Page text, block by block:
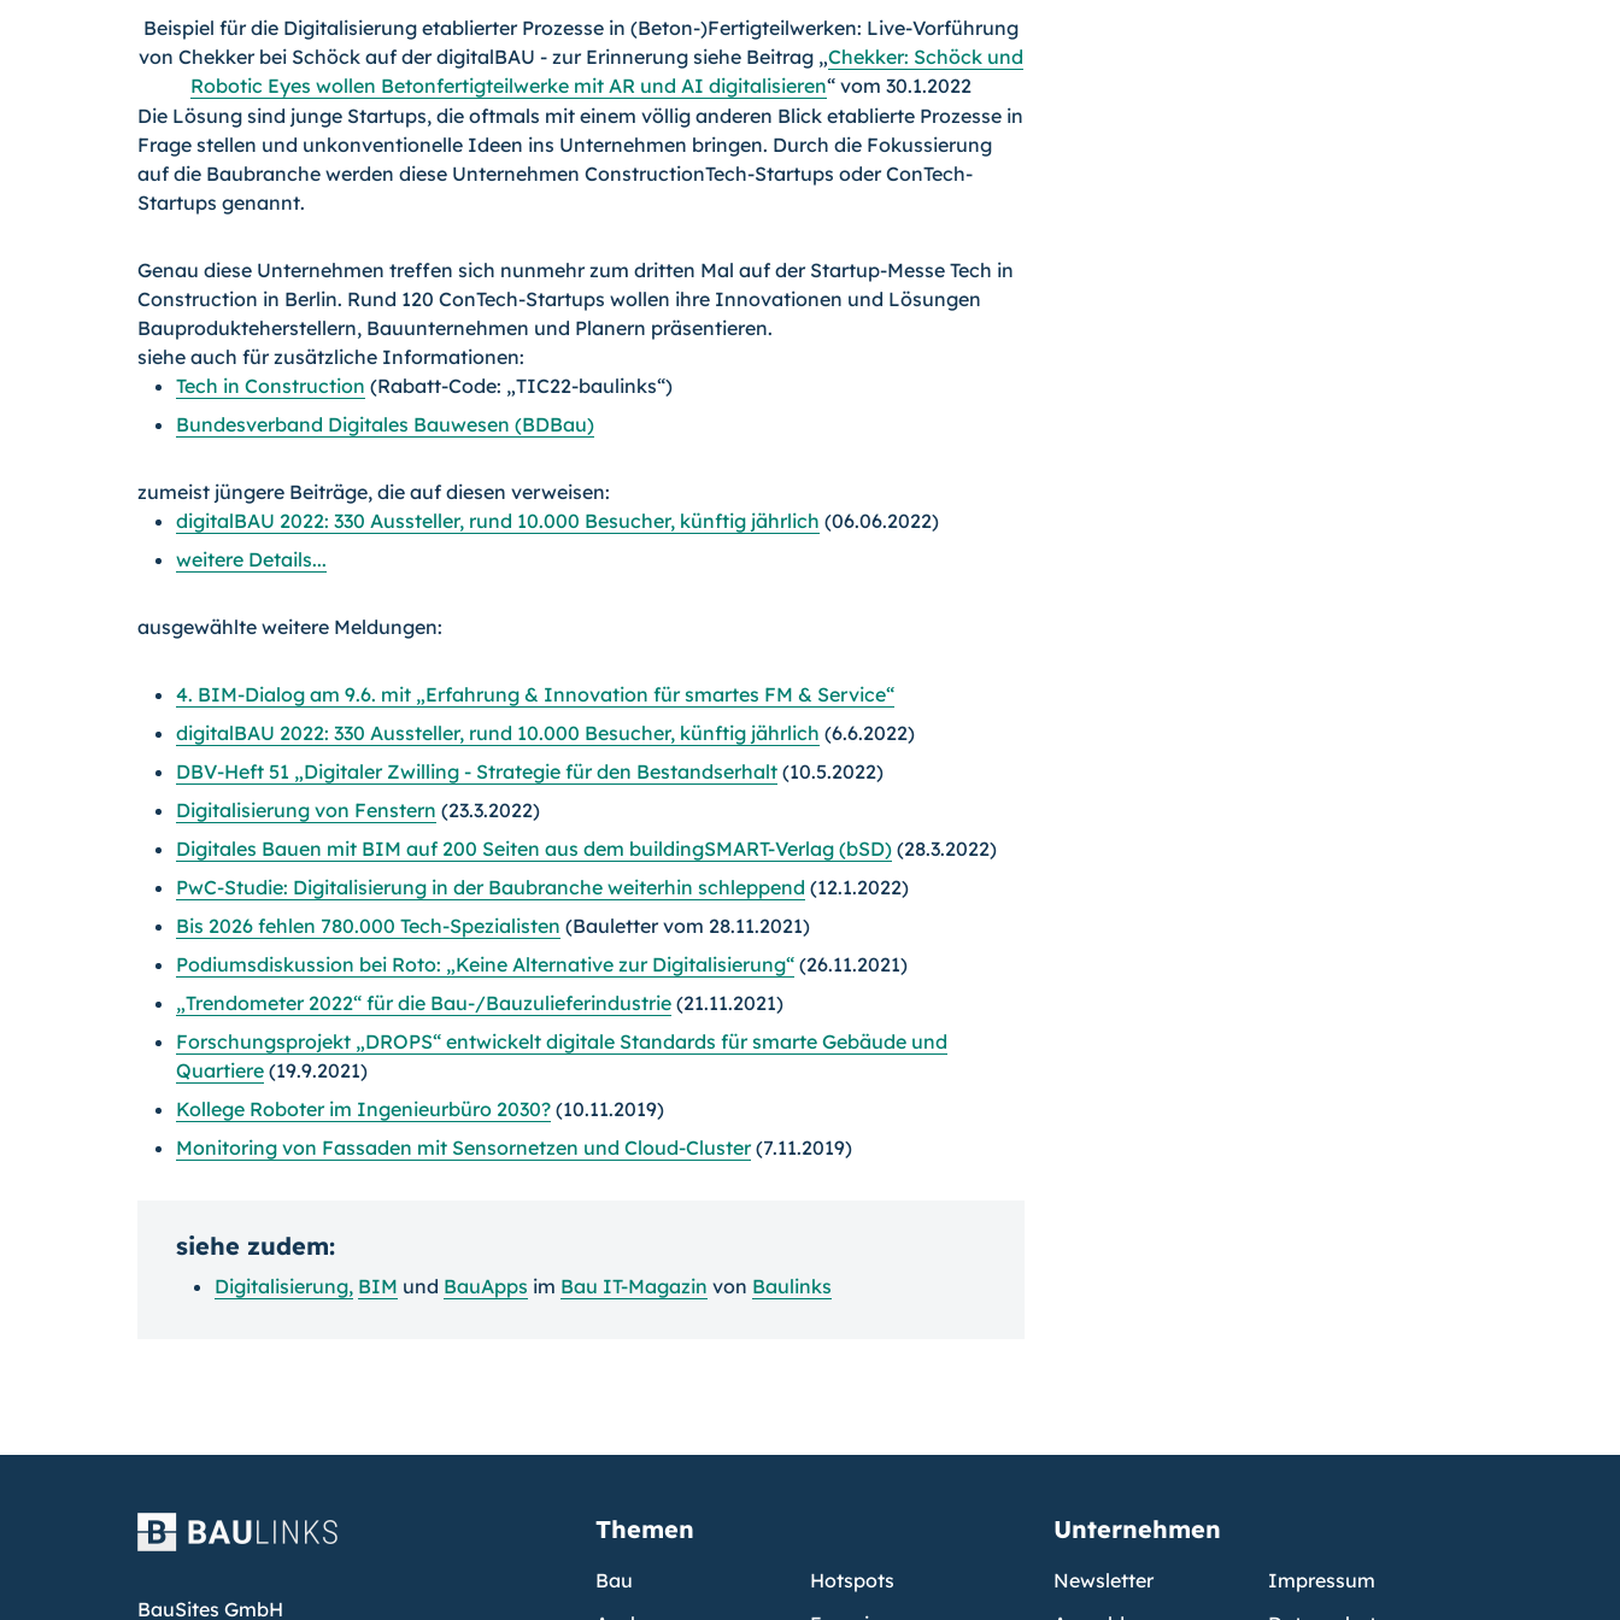
Beispiel für die Digitalisierung etablierter Prozesse in (Beton-)Fertigteilwerken: Live-Vorführung
von Chekker bei Schöck auf der digitalBAU - zur Erinnerung siehe Beitrag „Chekker: Schöck und
Robotic Eyes wollen Betonfertigteilwerke mit AR und AI digitalisieren“ vom 30.1.2022
Die Lösung sind junge Startups, die oftmals mit einem völlig anderen Blick etablierte Prozesse in
Frage stellen und unkonventionelle Ideen ins Unternehmen bringen. Durch die Fokussierung
auf die Baubranche werden diese Unternehmen ConstructionTech-Startups oder ConTech-
Startups genannt.
Genau diese Unternehmen treffen sich nunmehr zum dritten Mal auf der Startup-Messe Tech in
Construction in Berlin. Rund 120 ConTech-Startups wollen ihre Innovationen und Lösungen
Bauprodukteherstellern, Bauunternehmen und Planern präsentieren.
siehe auch für zusätzliche Informationen:
Tech in Construction (Rabatt-Code: „TIC22-baulinks“)
Bundesverband Digitales Bauwesen (BDBau)
zumeist jüngere Beiträge, die auf diesen verweisen:
digitalBAU 2022: 330 Aussteller, rund 10.000 Besucher, künftig jährlich (06.06.2022)
weitere Details...
ausgewählte weitere Meldungen:
4. BIM-Dialog am 9.6. mit „Erfahrung & Innovation für smartes FM & Service“
digitalBAU 2022: 330 Aussteller, rund 10.000 Besucher, künftig jährlich (6.6.2022)
DBV-Heft 51 „Digitaler Zwilling - Strategie für den Bestandserhalt (10.5.2022)
Digitalisierung von Fenstern (23.3.2022)
Digitales Bauen mit BIM auf 200 Seiten aus dem buildingSMART-Verlag (bSD) (28.3.2022)
PwC-Studie: Digitalisierung in der Baubranche weiterhin schleppend (12.1.2022)
Bis 2026 fehlen 780.000 Tech-Spezialisten (Bauletter vom 28.11.2021)
Podiumsdiskussion bei Roto: „Keine Alternative zur Digitalisierung“ (26.11.2021)
„Trendometer 2022“ für die Bau-/Bauzulieferindus­trie (21.11.2021)
Forschungsprojekt „DROPS“ entwickelt digitale Standards für smarte Gebäude und
Quartiere (19.9.2021)
Kollege Roboter im Ingenieurbüro 2030? (10.11.2019)
Monitoring von Fassaden mit Sensornetzen und Cloud-Cluster(7.11.2019)
siehe zudem:
Digitalisierung, BIM und BauApps im Bau IT-Magazin von Baulinks
BauSites GmbH
Themen
Bau
Hotspots
Unternehmen
Newsletter
Impressum